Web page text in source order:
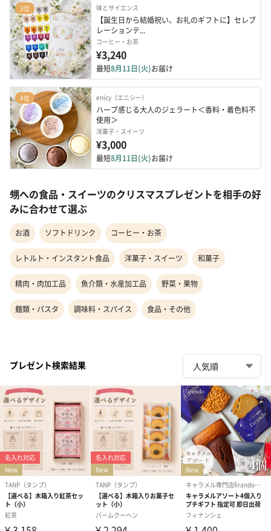
3位 味とサイエンス
【誕生日から結婚祝い、お礼のギフトに】セレブ
レーションテ...
コーヒー・お茶
¥3,240
最短8月11日(火)お届け
4位 enicy（エニシー）
ハーブ感じる大人のジェラート＜香料・着色料不
使用＞
洋菓子・スイーツ
¥3,000
最短8月11日(火)お届け
甥への食品・スイーツのクリスマスプレゼントを相手の好
みに合わせて選ぶ
お酒 ソフトドリンク コーヒー・お茶
レトルト・インスタント食品 洋菓子・スイーツ 和菓子
精肉・肉加工品 魚介類・水産加工品 野菜・果物
麺類・パスタ 調味料・スパイス 食品・その他
プレゼント検索結果